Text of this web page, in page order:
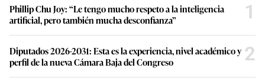
Phillip Chu Joy: “Le tengo mucho respeto a la inteligencia
artificial, pero también mucha desconfianza”
1
Diputados 2026-2031: Esta es la experiencia, nivel académico y
perfil de la nueva Cámara Baja del Congreso
2